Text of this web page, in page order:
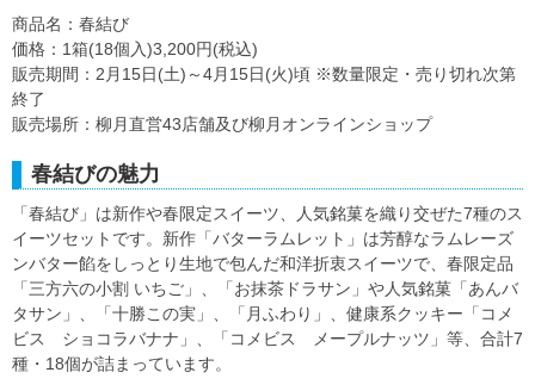
商品名：春結び
価格：1箱(18個入)3,200円(税込)
販売期間：2月15日(土)～4月15日(火)頃 ※数量限定・売り切れ次第
終了
販売場所：柳月直営43店舗及び柳月オンラインショップ
春結びの魅力
「春結び」は新作や春限定スイーツ、人気銘菓を織り交ぜた7種のス
イーツセットです。新作「バターラムレット」は芳醇なラムレーズ
ンバター餡をしっとり生地で包んだ和洋折衷スイーツで、春限定品
「三方六の小割 いちご」、「お抹茶ドラサン」や人気銘菓「あんバ
タサン」、「十勝この実」、「月ふわり」、健康系クッキー「コメ
ビス ショコラバナナ」、「コメビス メープルナッツ」等、合計7
種・18個が詰まっています。